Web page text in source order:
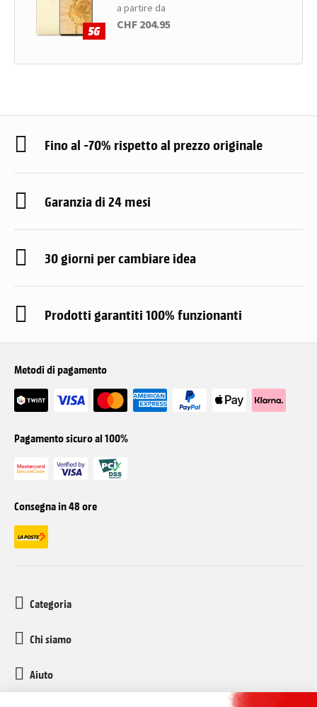
a partire da
CHF 204.95
Fino al -70% rispetto al prezzo originale
Garanzia di 24 mesi
30 giorni per cambiare idea
Prodotti garantiti 100% funzionanti
Metodi di pagamento
Pagamento sicuro al 100%
Consegna in 48 ore
Categoria
Chi siamo
Aiuto